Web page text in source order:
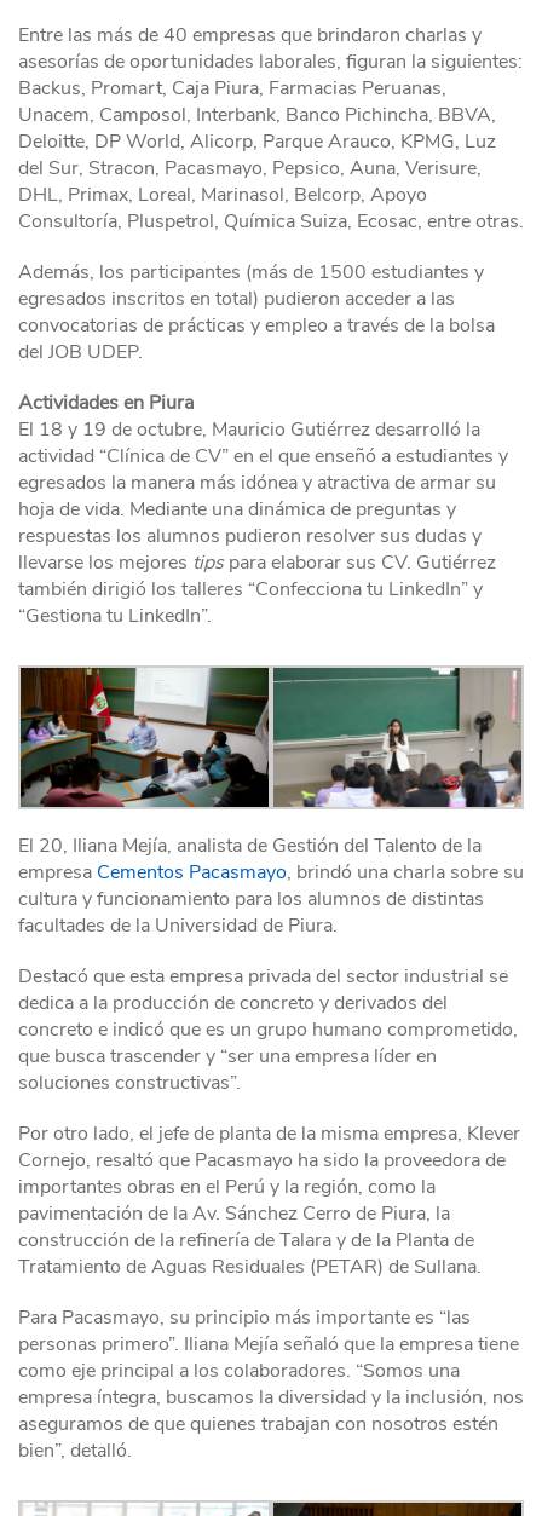
Entre las más de 40 empresas que brindaron charlas y
asesorías de oportunidades laborales, figuran la siguientes:
Backus, Promart, Caja Piura, Farmacias Peruanas,
Unacem, Camposol, Interbank, Banco Pichincha, BBVA,
Deloitte, DP World, Alicorp, Parque Arauco, KPMG, Luz
del Sur, Stracon, Pacasmayo, Pepsico, Auna, Verisure,
DHL, Primax, Loreal, Marinasol, Belcorp, Apoyo
Consultoría, Pluspetrol, Química Suiza, Ecosac, entre otras.
Además, los participantes (más de 1500 estudiantes y
egresados inscritos en total) pudieron acceder a las
convocatorias de prácticas y empleo a través de la bolsa
del JOB UDEP.
Actividades en Piura
El 18 y 19 de octubre, Mauricio Gutiérrez desarrolló la
actividad “Clínica de CV” en el que enseñó a estudiantes y
egresados la manera más idónea y atractiva de armar su
hoja de vida. Mediante una dinámica de preguntas y
respuestas los alumnos pudieron resolver sus dudas y
llevarse los mejores tipspara elaborar sus CV. Gutiérrez
también dirigió los talleres “Confecciona tu LinkedIn” y
“Gestiona tu LinkedIn”.
El 20, Iliana Mejía, analista de Gestión del Talento de la
empresa Cementos Pacasmayo, brindó una charla sobre su
cultura y funcionamiento para los alumnos de distintas
facultades de la Universidad de Piura.
Destacó que esta empresa privada del sector industrial se
dedica a la producción de concreto y derivados del
concreto e indicó que es un grupo humano comprometido,
que busca trascender y “ser una empresa líder en
soluciones constructivas”.
Por otro lado, el jefe de planta de la misma empresa, Klever
Cornejo, resaltó que Pacasmayo ha sido la proveedora de
importantes obras en el Perú y la región, como la
pavimentación de la Av. Sánchez Cerro de Piura, la
construcción de la refinería de Talara y de la Planta de
Tratamiento de Aguas Residuales (PETAR) de Sullana.
Para Pacasmayo, su principio más importante es “las
personas primero”. Iliana Mejía señaló que la empresa tiene
como eje principal a los colaboradores. “Somos una
empresa íntegra, buscamos la diversidad y la inclusión, nos
aseguramos de que quienes trabajan con nosotros estén
bien”, detalló.